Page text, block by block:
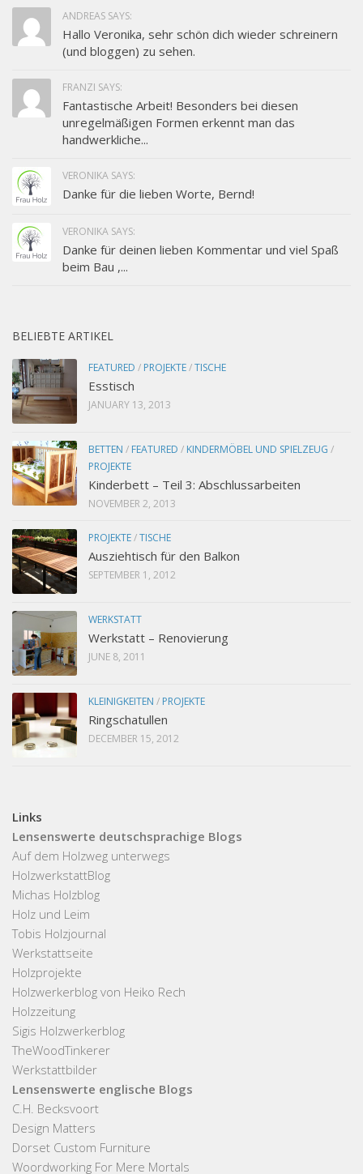
ANDREAS SAYS:
Hallo Veronika, sehr schön dich wieder schreinern
(und bloggen) zu sehen.
FRANZI SAYS:
Fantastische Arbeit! Besonders bei diesen
unregelmäßigen Formen erkennt man das
handwerkliche...
VERONIKA SAYS:
Danke für die lieben Worte, Bernd!
VERONIKA SAYS:
Danke für deinen lieben Kommentar und viel Spaß
beim Bau ,...
BELIEBTE ARTIKEL
FEATURED / PROJEKTE/TISCHE
Esstisch
JANUARY 13, 2013
BETTEN / FEATURED / KINDERMÖBEL UND SPIELZEUG /
PROJEKTE
Kinderbett – Teil 3: Abschlussarbeiten
NOVEMBER 2, 2013
PROJEKTE/TISCHE
Ausziehtisch für den Balkon
SEPTEMBER 1, 2012
WERKSTATT
Werkstatt – Renovierung
JUNE 8, 2011
KLEINIGKEITEN / PROJEKTE
Ringschatullen
DECEMBER 15, 2012
Links
Lensenswerte deutschsprachige Blogs
Auf dem Holzweg unterwegs
HolzwerkstattBlog
Michas Holzblog
Holz und Leim
Tobis Holzjournal
Werkstattseite
Holzprojekte
Holzwerkerblog von Heiko Rech
Holzzeitung
Sigis Holzwerkerblog
TheWoodTinkerer
Werkstattbilder
Lensenswerte englische Blogs
C.H. Becksvoort
Design Matters
Dorset Custom Furniture
Woordworking For Mere Mortals